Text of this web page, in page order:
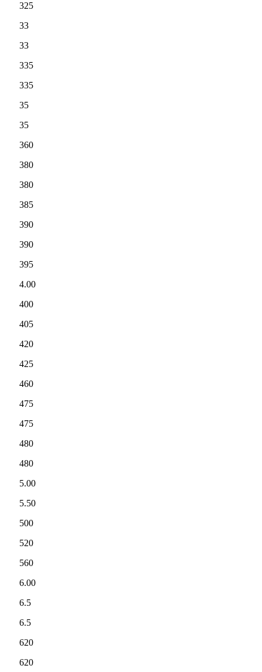
325
33
33
335
335
35
35
360
380
380
385
390
390
395
4.00
400
405
420
425
460
475
475
480
480
5.00
5.50
500
520
560
6.00
6.5
6.5
620
620